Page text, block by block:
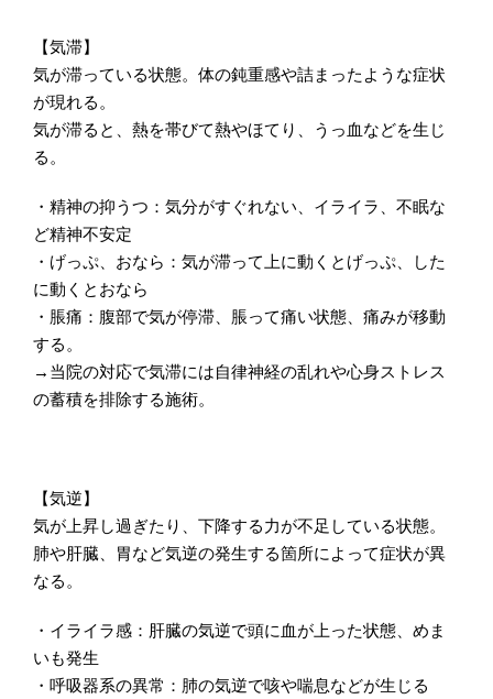
【気滞】
気が滞っている状態。体の鈍重感や詰まったような症状
が現れる。
気が滞ると、熱を帯びて熱やほてり、うっ血などを生じ
る。
・精神の抑うつ：気分がすぐれない、イライラ、不眠な
ど精神不安定
・げっぷ、おなら：気が滞って上に動くとげっぷ、した
に動くとおなら
・脹痛：腹部で気が停滞、脹って痛い状態、痛みが移動
する。
→当院の対応で気滞には自律神経の乱れや心身ストレス
の蓄積を排除する施術。
【気逆】
気が上昇し過ぎたり、下降する力が不足している状態。
肺や肝臓、胃など気逆の発生する箇所によって症状が異
なる。
・イライラ感：肝臓の気逆で頭に血が上った状態、めま
いも発生
・呼吸器系の異常：肺の気逆で咳や喘息などが生じる